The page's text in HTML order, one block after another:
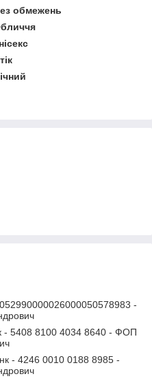
обмежень
-
- 5408 8100 4034 8640 - ФОП
- 4246 0010 0188 8985 -